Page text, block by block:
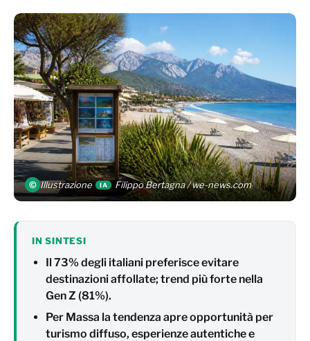
© Illustrazione IA Filippo Bertagna / we-news.com
IN SINTESI
Il 73% degli italiani preferisce evitare
destinazioni affollate; trend più forte nella
Gen Z (81%).
Per Massa la tendenza apre opportunità per
turismo diffuso, esperienze autentiche e